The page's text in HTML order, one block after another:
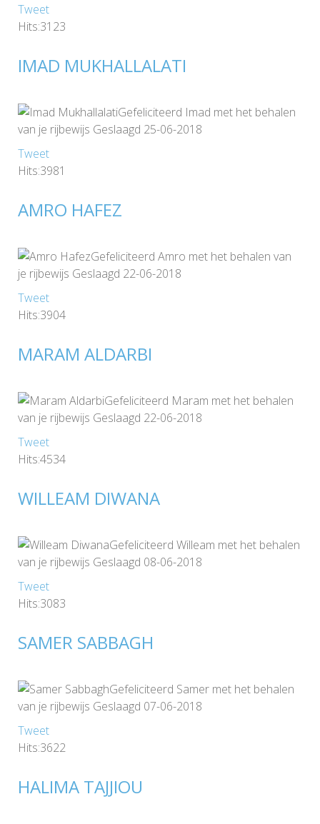
Tweet
Hits:3123
IMAD MUKHALLALATI
Gefeliciteerd Imad met het behalen
van je rijbewijs Geslaagd 25-06-2018
Tweet
Hits:3981
AMRO HAFEZ
Gefeliciteerd Amro met het behalen van
je rijbewijs Geslaagd 22-06-2018
Tweet
Hits:3904
MARAM ALDARBI
Gefeliciteerd Maram met het behalen
van je rijbewijs Geslaagd 22-06-2018
Tweet
Hits:4534
WILLEAM DIWANA
Gefeliciteerd Willeam met het behalen
van je rijbewijs Geslaagd 08-06-2018
Tweet
Hits:3083
SAMER SABBAGH
Gefeliciteerd Samer met het behalen
van je rijbewijs Geslaagd 07-06-2018
Tweet
Hits:3622
HALIMA TAJJIOU